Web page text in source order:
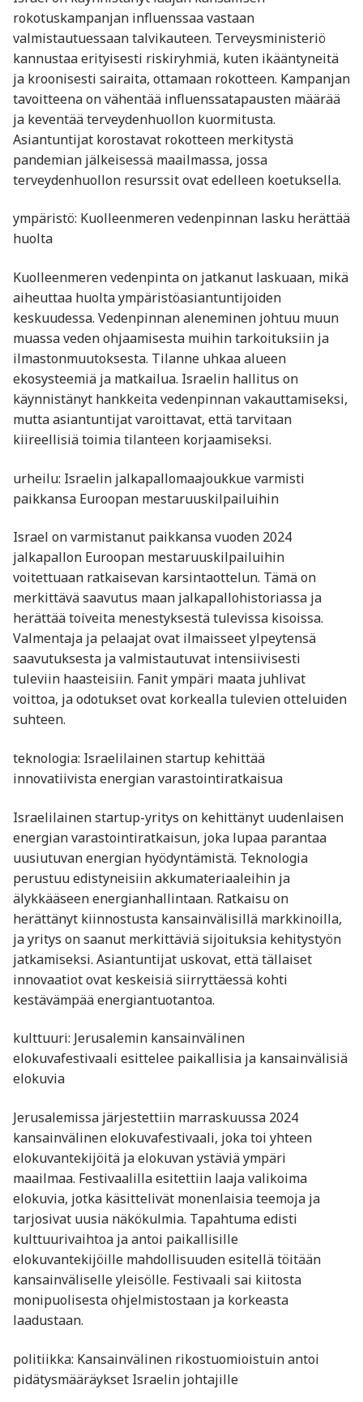
rokotuskampanjan influenssaa vastaan
valmistautuessaan talvikauteen. Terveysministeriö
kannustaa erityisesti riskiryhmiä, kuten ikääntyneitä
ja kroonisesti sairaita, ottamaan rokotteen. Kampanjan
tavoitteena on vähentää influenssatapausten määrää
ja keventää terveydenhuollon kuormitusta.
Asiantuntijat korostavat rokotteen merkitystä
pandemian jälkeisessä maailmassa, jossa
terveydenhuollon resurssit ovat edelleen koetuksella.
ympäristö: Kuolleenmeren vedenpinnan lasku herättää
huolta
Kuolleenmeren vedenpinta on jatkanut laskuaan, mikä
aiheuttaa huolta ympäristöasiantuntijoiden
keskuudessa. Vedenpinnan aleneminen johtuu muun
muassa veden ohjaamisesta muihin tarkoituksiin ja
ilmastonmuutoksesta. Tilanne uhkaa alueen
ekosysteemiä ja matkailua. Israelin hallitus on
käynnistänyt hankkeita vedenpinnan vakauttamiseksi,
mutta asiantuntijat varoittavat, että tarvitaan
kiireellisiä toimia tilanteen korjaamiseksi.
urheilu: Israelin jalkapallomaajoukkue varmisti
paikkansa Euroopan mestaruuskilpailuihin
Israel on varmistanut paikkansa vuoden 2024
jalkapallon Euroopan mestaruuskilpailuihin
voitettuaan ratkaisevan karsintaottelun. Tämä on
merkittävä saavutus maan jalkapallohistoriassa ja
herättää toiveita menestyksestä tulevissa kisoissa.
Valmentaja ja pelaajat ovat ilmaisseet ylpeytensä
saavutuksesta ja valmistautuvat intensiivisesti
tuleviin haasteisiin. Fanit ympäri maata juhlivat
voittoa, ja odotukset ovat korkealla tulevien otteluiden
suhteen.
teknologia: Israelilainen startup kehittää
innovatiivista energian varastointiratkaisua
Israelilainen startup-yritys on kehittänyt uudenlaisen
energian varastointiratkaisun, joka lupaa parantaa
uusiutuvan energian hyödyntämistä. Teknologia
perustuu edistyneisiin akkumateriaaleihin ja
älykkääseen energianhallintaan. Ratkaisu on
herättänyt kiinnostusta kansainvälisillä markkinoilla,
ja yritys on saanut merkittäviä sijoituksia kehitystyön
jatkamiseksi. Asiantuntijat uskovat, että tällaiset
innovaatiot ovat keskeisiä siirryttäessä kohti
kestävämpää energiantuotantoa.
kulttuuri: Jerusalemin kansainvälinen
elokuvafestivaali esittelee paikallisia ja kansainvälisiä
elokuvia
Jerusalemissa järjestettiin marraskuussa 2024
kansainvälinen elokuvafestivaali, joka toi yhteen
elokuvantekijöitä ja elokuvan ystäviä ympäri
maailmaa. Festivaalilla esitettiin laaja valikoima
elokuvia, jotka käsittelivät monenlaisia teemoja ja
tarjosivat uusia näkökulmia. Tapahtuma edisti
kulttuurivaihtoa ja antoi paikallisille
elokuvantekijöille mahdollisuuden esitellä töitään
kansainväliselle yleisölle. Festivaali sai kiitosta
monipuolisesta ohjelmistostaan ja korkeasta
laadustaan.
politiikka: Kansainvälinen rikostuomioistuin antoi
pidätysmääräykset Israelin johtajille